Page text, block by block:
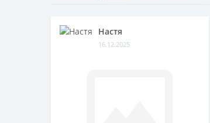
Настя
16.12.2025